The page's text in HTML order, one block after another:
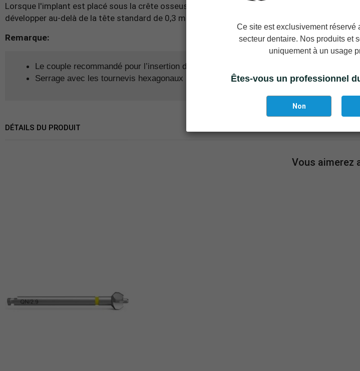
Lorsque l'implant est placé sous la crête osseuse, l'utilisation
développer au-delà de la tête standard de 0,3 mm de la vis, ce qui nécessite de retirer
Remarque:
Le couple recommandé pour l’insertion des vis d’étanchéité est
Serrage avec les tournevis hexagonaux BioniQ de 1,25 pouce à six pans creux
DÉTAILS DU PRODUIT
Vous aimerez
Ce site est exclusivement réservé
secteur dentaire. Nos produits et
uniquement à un usage
Êtes-vous un professionnel
Non